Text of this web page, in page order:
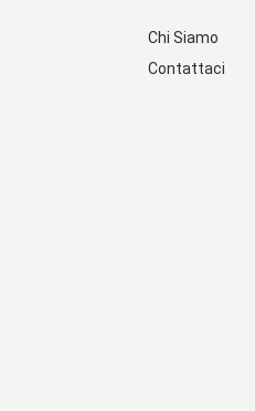
Chi Siamo
Contattaci